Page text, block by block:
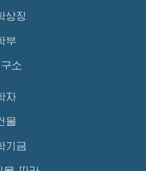
상징
부
소
자
물
기금